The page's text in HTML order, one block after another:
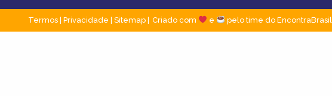
Termos Privacidade Sitemap Criado com e pelo time do EncontraBrasil